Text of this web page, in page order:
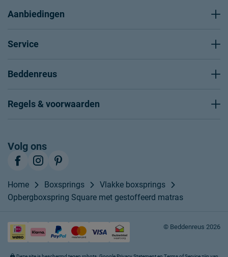
Aanbiedingen
Service
Beddenreus
Regels & voorwaarden
Volg ons
Home Boxsprings
Vlakke boxsprings
Opbergboxspring Square met gestoffeerd matras
© Beddenreus 2026